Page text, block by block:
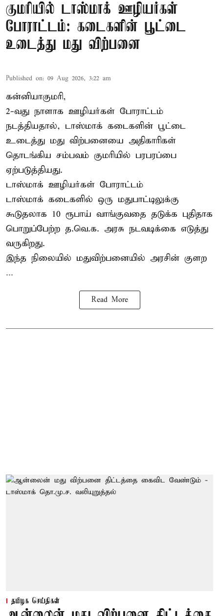
குமரியில் டாஸ்மாக் ஊழியர்கள்
போராட்டம்: கடைகளின் பூட்டை
உடைத்து மது விற்பனை
Published on: 09 Aug 2026, 3:22 am
கன்னியாகுமரி,
2-வது நாளாக ஊழியர்கள் போராட்டம்
நடத்தியதால், டாஸ்மாக் கடைகளின் பூட்டை
உடைத்து மது விற்பனையை அதிகாரிகள்
தொடங்கிய சம்பவம் குமரியில் பரபரப்பை
ஏற்படுத்தியது.
டாஸ்மாக் ஊழியர்கள் போராட்டம்
டாஸ்மாக் கடைகளில் ஒரு மதுபாட்டிலுக்கு
கூடுதலாக 10 ரூபாய் வாங்குவதை தடுக்க புதிதாக
பொறுப்பேற்ற த.வெ.க. அரசு நடவடிக்கை எடுத்து
வருகிறது.
இந்த நிலையில் மதுவிற்பனையில் அரசின் குளற
...
Read More
தமிழக செய்திகள்